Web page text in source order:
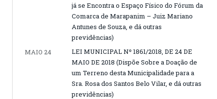
já se Encontra o Espaço Físico do Fórum da
Comarca de Marapanim – Juiz Mariano
Antunes de Souza, e dá outras
previdências)
MAIO 24
LEI MUNICIPAL Nº 1861/2018, DE 24 DE
MAIO DE 2018 (Dispõe Sobre a Doação de
um Terreno desta Municipalidade para a
Sra. Rosa dos Santos Belo Vilar, e dá outras
previdências)